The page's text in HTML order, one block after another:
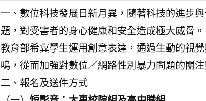
一、數位科技發展日新月異，隨著科技的進步
題，對受害者的身心健康和安全造成極大威脅。
教育部希冀學生運用創意表達，通過生動的視
鳴，從而加強對數位／網路性別暴力問題的關
二、報名及送件方式